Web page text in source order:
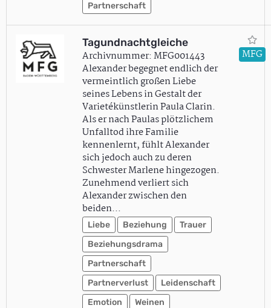
Partnerschaft
Tagundnachtgleiche
Archivnummer: MFG001443
Alexander begegnet endlich der
vermeintlich großen Liebe
seines Lebens in Gestalt der
Varietékünstlerin Paula Clarin.
Als er nach Paulas plötzlichem
Unfalltod ihre Familie
kennenlernt, fühlt Alexander
sich jedoch auch zu deren
Schwester Marlene hingezogen.
Zunehmend verliert sich
Alexander zwischen den
beiden…
Liebe Beziehung
Trauer
Beziehungsdrama
Partnerschaft
Partnerverlust
Leidenschaft
Emotion
Weinen
MFG